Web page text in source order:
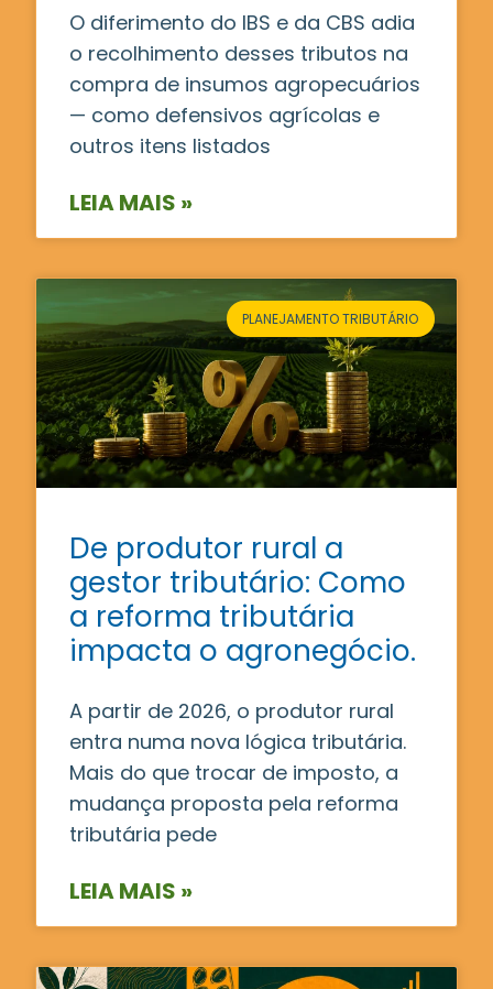
O diferimento do IBS e da CBS adia
o recolhimento desses tributos na
compra de insumos agropecuários
— como defensivos agrícolas e
outros itens listados
LEIA MAIS »
PLANEJAMENTO TRIBUTÁRIO
De produtor rural a
gestor tributário: Como
a reforma tributária
impacta o agronegócio.
A partir de 2026, o produtor rural
entra numa nova lógica tributária.
Mais do que trocar de imposto, a
mudança proposta pela reforma
tributária pede
LEIA MAIS »